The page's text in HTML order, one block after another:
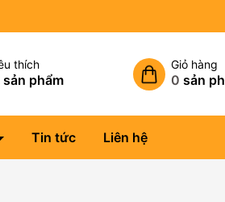
thích
sản phẩm
Giỏ hàng
0 sản
Tin tức Liên hệ